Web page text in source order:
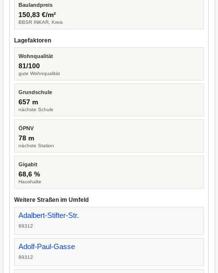
Baulandpreis
150,83 €/m²
BBSR INKAR, Kreis
Lagefaktoren
Wohnqualität
81/100
gute Wohnqualität
Grundschule
657 m
nächste Schule
ÖPNV
78 m
nächste Station
Gigabit
68,6 %
Haushalte
Weitere Straßen im Umfeld
Adalbert-Stifter-Str.
89312
Adolf-Paul-Gasse
89312